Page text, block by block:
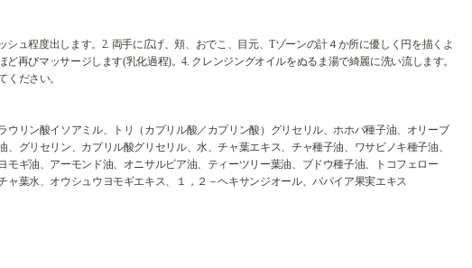
シュ程度出します。2. 両手に広げ、頬、おでこ、目元、Tゾーンの計４か所に優しく円を描くよ
再びマッサージします(乳化過程)。4. クレンジングオイルをぬるま湯で綺麗に洗い流します。
ください。
ウリン酸イソアミル、トリ（カプリル酸／カプリン酸）グリセリル、ホホバ種子油、オリーブ
グリセリン、カプリル酸グリセリル、水、チャ葉エキス、チャ種子油、ワサビノキ種子油、
モギ油、アーモンド油、オニサルビア油、ティーツリー葉油、ブドウ種子油、トコフェロー
ャ葉水、オウシュウヨモギエキス、１，２－ヘキサンジオール、パパイア果実エキス